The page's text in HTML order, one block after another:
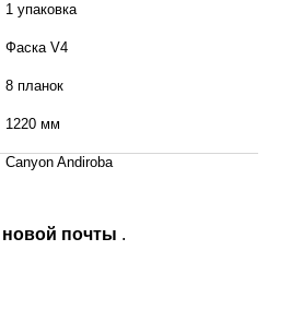
1 упаковка
Фаска V4
8 планок
1220 мм
Canyon Andiroba
почты .